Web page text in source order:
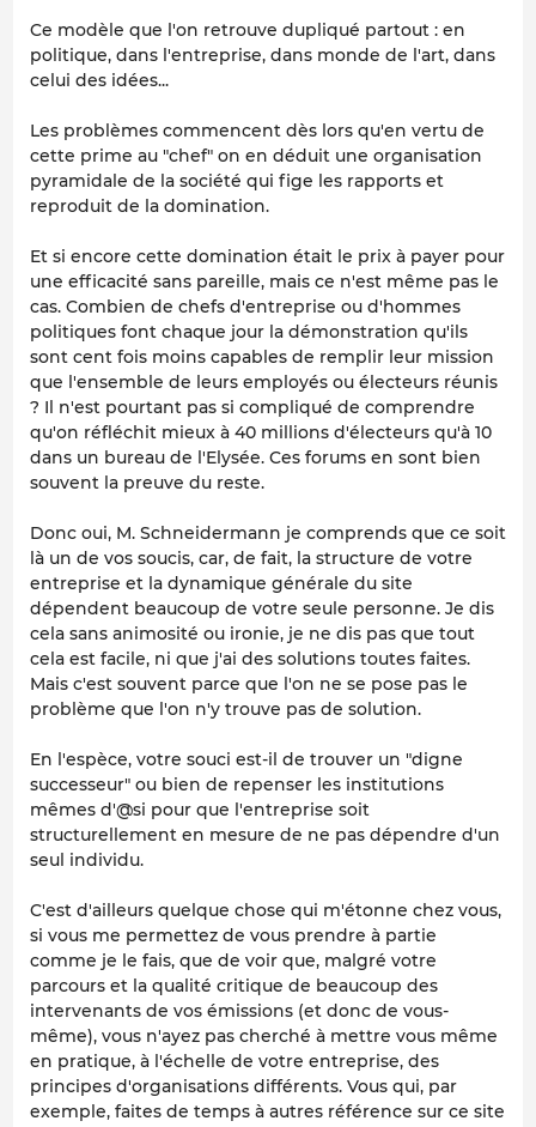
Ce modèle que l'on retrouve dupliqué partout : en
politique, dans l'entreprise, dans monde de l'art, dans
celui des idées...
Les problèmes commencent dès lors qu'en vertu de
cette prime au "chef" on en déduit une organisation
pyramidale de la société qui fige les rapports et
reproduit de la domination.
Et si encore cette domination était le prix à payer pour
une efficacité sans pareille, mais ce n'est même pas le
cas. Combien de chefs d'entreprise ou d'hommes
politiques font chaque jour la démonstration qu'ils
sont cent fois moins capables de remplir leur mission
que l'ensemble de leurs employés ou électeurs réunis
? Il n'est pourtant pas si compliqué de comprendre
qu'on réfléchit mieux à 40 millions d'électeurs qu'à 10
dans un bureau de l'Elysée. Ces forums en sont bien
souvent la preuve du reste.
Donc oui, M. Schneidermann je comprends que ce soit
là un de vos soucis, car, de fait, la structure de votre
entreprise et la dynamique générale du site
dépendent beaucoup de votre seule personne. Je dis
cela sans animosité ou ironie, je ne dis pas que tout
cela est facile, ni que j'ai des solutions toutes faites.
Mais c'est souvent parce que l'on ne se pose pas le
problème que l'on n'y trouve pas de solution.
En l'espèce, votre souci est-il de trouver un "digne
successeur" ou bien de repenser les institutions
mêmes d'@si pour que l'entreprise soit
structurellement en mesure de ne pas dépendre d'un
seul individu.
C'est d'ailleurs quelque chose qui m'étonne chez vous,
si vous me permettez de vous prendre à partie
comme je le fais, que de voir que, malgré votre
parcours et la qualité critique de beaucoup des
intervenants de vos émissions (et donc de vous-
même), vous n'ayez pas cherché à mettre vous même
en pratique, à l'échelle de votre entreprise, des
principes d'organisations différents. Vous qui, par
exemple, faites de temps à autres référence sur ce site